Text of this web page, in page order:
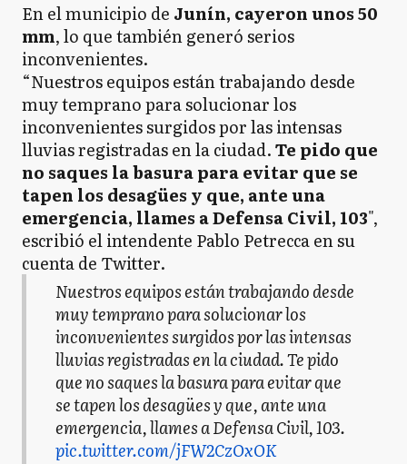
En el municipio de Junín, cayeron unos 50
mm, lo que también generó serios
inconvenientes.
“Nuestros equipos están trabajando desde
muy temprano para solucionar los
inconvenientes surgidos por las intensas
lluvias registradas en la ciudad.Te pido que
no saques la basura para evitar que se
tapen los desagües y que, ante una
emergencia, llames a Defensa Civil, 103",
escribió el intendente Pablo Petrecca en su
cuenta de Twitter.
Nuestros equipos están trabajando desde
muy temprano para solucionar los
inconvenientes surgidos por las intensas
lluvias registradas en la ciudad. Te pido
que no saques la basura para evitar que
se tapen los desagües y que, ante una
emergencia, llames a Defensa Civil, 103.
pic.twitter.com/jFW2CzOxOK